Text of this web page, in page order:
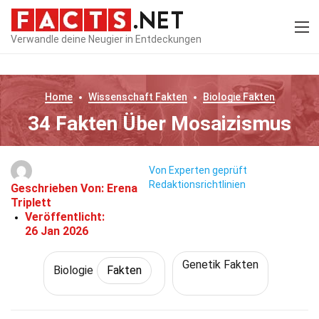
Verwandle deine Neugier in Entdeckungen
Home Wissenschaft Fakten BiologieFakten
34 Fakten Über Mosaizismus
Geschrieben Von: Erena
Triplett
Veröffentlicht:
26 Jan 2026
Von Experten geprüft
Redaktionsrichtlinien
Biologie Fakten Genetik Fakten